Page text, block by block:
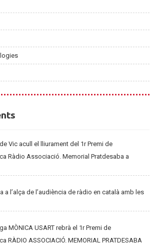
Vic acull el lliurament del 1r Premi de
Ràdio Associació. Memorial Pratdesaba a
a l’alça de l’audiència de ràdio en català amb les
MÒNICA USART rebrà el 1r Premi de
RÀDIO ASSOCIACIÓ. MEMORIAL PRATDESABA